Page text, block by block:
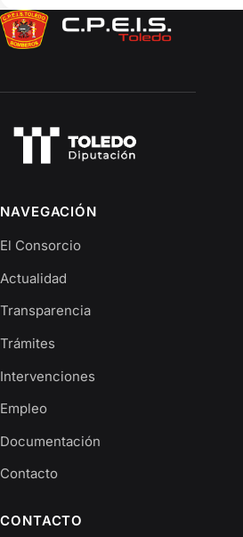
NAVEGACIÓN
El Consorcio
Actualidad
Transparencia
Trámites
Intervenciones
Empleo
Documentación
Contacto
CONTACTO